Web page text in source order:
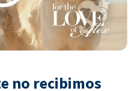
no recibimos